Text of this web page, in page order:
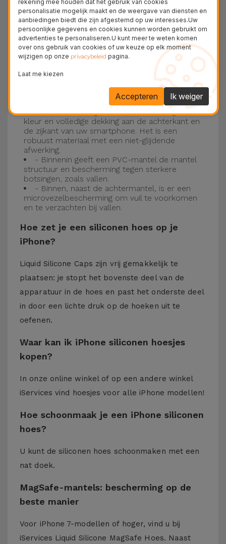
Drie-laagse bescherming met de
siliconen kappen
Onze iPhone siliconen hoesjes hebben een
robuuste, kwalitatieve constructie met een
drielaagse constructie om ongelukken en
- Een eerste laag van Liquid Silicone geeft de
kleur en volledige dekking aan de achterkant en
de zijkant van uw smartphone. Het is een
robuust materiaal met een niet-glijdende
afwerking.
- Binnenin geeft een PVC-mantel de mantel
structuur en bescherming tegen sterkere
botsingen, zoals vallen.
- Binnen, naast de achtermantel, is er een
microvezelbescherming om vuil te voorkomen
en te verzachten bij vallen.
Hoe zet je een siliconen hoes op je
iPhone?
Liquid Silicone Caps zijn vrij gemakkelijk te
plaatsen: je stopt het bovenste deel van de
apparatuur in de hoes en past het onderste deel
in door een lichte druk op de hoeken uit te
oefenen.
Waar kan ik iPhone siliconen hoesjes
kopen?
In onze online winkel of op een andere winkel
iServices vind hoesjes voor alle iPhone modellen!
Hoe schoonmaak je een iPhone siliconen
hoes?
U kunt de siliconen hoes schoonmaken met een
nat doek.
MagSafe-mantels: bescherming op de
beste manier
Voor iPhone 7-modellen of hoger, vind u bij
iServices Liquid Silicone MagSafe Hoes. Naast
rekening mee houden dat het gebruik van cookies
personalisatie mogelijk maakt en de weergave van diensten en
aanbiedingen biedt die zijn afgestemd op uw interesses.Uw
persoonlijke gegevens en cookies kunnen worden gebruikt om
advertenties te personaliseren.U kunt meer te weten komen
over ons gebruik van cookies of uw keuze op elk moment
wijzigen op onze privacybeleid pagina.
Laat me kiezen
Ik weiger
Accepteren